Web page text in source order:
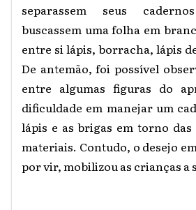
separassem seus
buscassem uma folha em
entre si lápis, borracha, lápis
De antemão, foi possível
entre algumas figuras do
dificuldade em manejar um
lápis e as brigas em torno
materiais. Contudo, o desejo
por vir, mobilizou as crianças a